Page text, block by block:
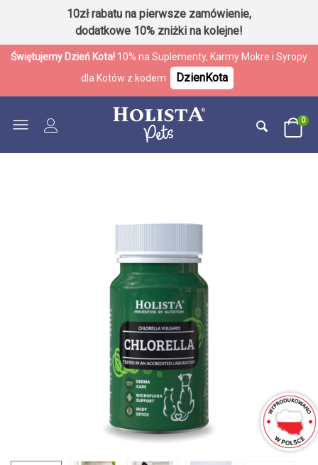
10zł rabatu na pierwsze zamówienie,
dodatkowe 10% zniżki na kolejne!
Świętujemy Dzień Kota! 10% na Suplementy, Karmy Mokre i Syropy
dla Kotów z kodem
DzienKota
0